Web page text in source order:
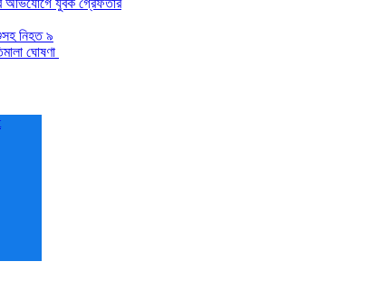
অভিযোগে যুবক গ্রেফতার
নিহত ৯
ঘোষণা